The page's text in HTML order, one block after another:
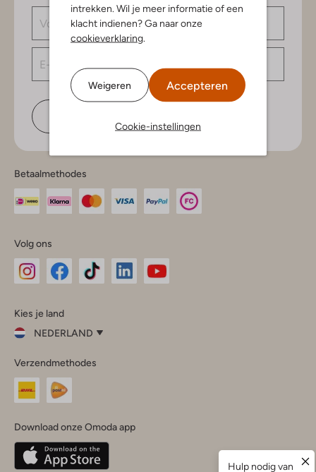
intrekken. Wil je meer informatie of een
klacht indienen? Ga naar onze
cookieverklaring.
Weigeren Accepteren
Cookie-instellingen
Betaalmethodes
Volg ons
InstagramFacebook
Kies je land
NEDERLAND
je
land
Nederland
Belgique(Français)
Deutschland
Verzendmethodes
Download onze Omoda app